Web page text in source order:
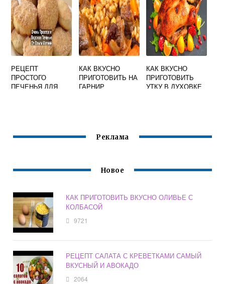
РЕЦЕПТ
ПРОСТОГО
ПЕЧЕНЬЯ ДЛЯ
КАК ВКУСНО
ПРИГОТОВИТЬ НА
ГАРНИР
КАК ВКУСНО
ПРИГОТОВИТЬ
УТКУ В ДУХОВКЕ
Реклама
Новое
КАК ПРИГОТОВИТЬ ВКУСНО ОЛИВЬЕ С
КОЛБАСОЙ
9721
РЕЦЕПТ САЛАТА С КРЕВЕТКАМИ САМЫЙ
ВКУСНЫЙ И АВОКАДО
2064